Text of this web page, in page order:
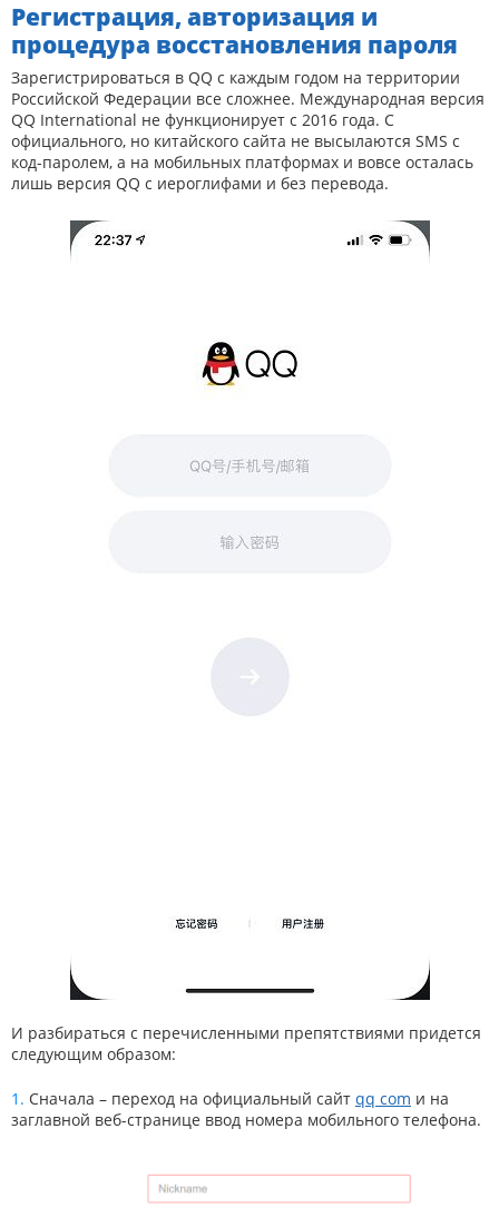
Регистрация, авторизация и
процедура восстановления пароля
Зарегистрироваться в QQ с каждым годом на территории
Российской Федерации все сложнее. Международная версия
QQ International не функционирует с 2016 года. С
официального, но китайского сайта не высылаются SMS с
код-паролем, а на мобильных платформах и вовсе осталась
лишь версия QQ с иероглифами и без перевода.
И разбираться с перечисленными препятствиями придется
следующим образом:
Сначала – переход на официальный сайт qq com и на
заглавной веб-странице ввод номера мобильного телефона.